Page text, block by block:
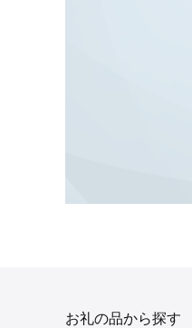
お礼の品から探す